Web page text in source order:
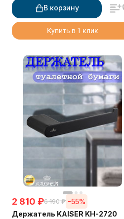
В корзину
Купить в 1 клик
2 810 ₽6 190 ₽ -55%
Держатель KAISER KH-2720